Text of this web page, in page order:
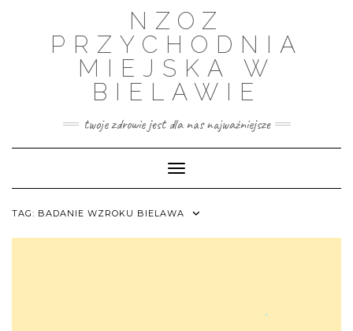
NZOZ
PRZYCHODNIA
MIEJSKA W
BIELAWIE
twoje zdrowie jest dla nas najważniejsze
Toggle Navigation
TAG: BADANIE WZROKU BIELAWA